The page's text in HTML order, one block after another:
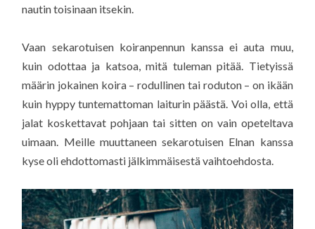
nautin toisinaan itsekin.
Vaan sekarotuisen koiranpennun kanssa ei auta muu,
kuin odottaa ja katsoa, mitä tuleman pitää. Tietyissä
määrin jokainen koira – rodullinen tai roduton – on ikään
kuin hyppy tuntemattoman laiturin päästä. Voi olla, että
jalat koskettavat pohjaan tai sitten on vain opeteltava
uimaan. Meille muuttaneen sekarotuisen Elnan kanssa
kyse oli ehdottomasti jälkimmäisestä vaihtoehdosta.